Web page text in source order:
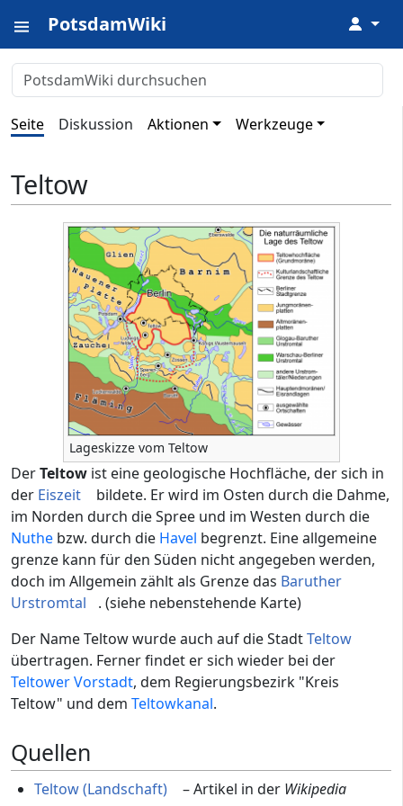
PotsdamWiki ↓
Seite Diskussion Aktionen Werkzeuge
Teltow
Lageskizze vom Teltow
DerTeltow ist eine geologische Hochfläche, der sich in
der Eiszeit
bildete. Er wird im Osten durch die Dahme,
im Norden durch die Spree und im Westen durch die
Nuthe bzw. durch die Havel begrenzt. Eine allgemeine
grenze kann für den Süden nicht angegeben werden,
doch im Allgemein zählt als Grenze das Baruther
Urstromtal
. (siehe nebenstehende Karte)
Der Name Teltow wurde auch auf die StadtTeltow
übertragen. Ferner findet er sich wieder bei der
Teltower Vorstadt, dem Regierungsbezirk "Kreis
Teltow" und dem Teltowkanal.
Quellen
Teltow (Landschaft) – Artikel in der Wikipedia